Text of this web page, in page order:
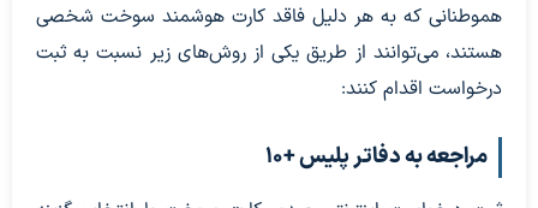
هموطنانی که به هر دلیل فاقد کارت هوشمند سوخت شخصی
هستند، می‌توانند از طریق یکی از روش‌های زیر نسبت به ثبت
درخواست اقدام کنند:
مراجعه به دفاتر پلیس +۱۰